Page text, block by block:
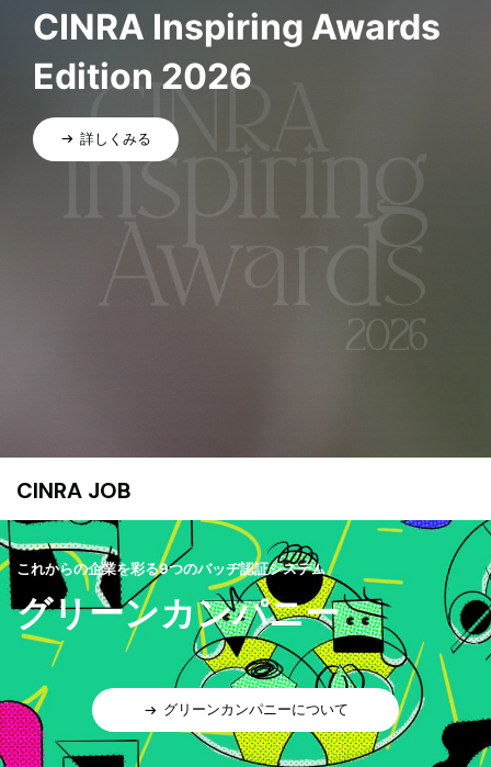
CINRA Inspiring Awards
Edition 2026
詳しくみる
CINRA JOB
これからの企業を彩る9つのバッヂ認証システム
グリーンカンパニー
グリーンカンパニーについて